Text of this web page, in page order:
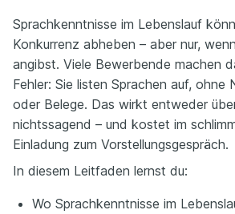
Sprachkenntnisse im Lebenslauf
Konkurrenz abheben – aber nur,
angibst. Viele Bewerbende machen
Fehler: Sie listen Sprachen auf, ohne
oder Belege. Das wirkt entweder
nichtssagend – und kostet im
Einladung zum Vorstellungsgespräch.
In diesem Leitfaden lernst du:
Wo Sprachkenntnisse im